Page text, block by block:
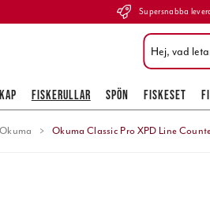
Supersnabba
FISKERULLAR SPÖN FISKESET
Okuma Okuma Classic Pro XPD Line